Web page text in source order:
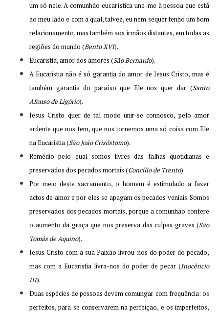
um só nele. A comunhão eucarística une-me à pessoa que está
ao meu lado e com a qual, talvez, eu nem sequer tenho um bom
relacionamento, mas também aos irmãos distantes, em todas as
regiões do mundo (Bento XVI).
Eucaristia, amor dos amores (São Bernardo).
A Eucaristia não é só garantia do amor de Jesus Cristo, mas é
também garantia do paraíso que Ele nos quer dar (Santo
Afonso de Ligório).
Jesus Cristo quer de tal modo unir-se connosco, pelo amor
ardente que nos tem, que nos tornemos uma só coisa com Ele
na Eucaristia (São João Crisóstomo).
Remédio pelo qual somos livres das falhas quotidianas e
preservados dos pecados mortais (Concílio de Trento).
Por meio deste sacramento, o homem é estimulado a fazer
actos de amor e por eles se apagam os pecados veniais. Somos
preservados dos pecados mortais, porque a comunhão confere
o aumento da graça que nos preserva das culpas graves (São
Tomás de Aquino).
Jesus Cristo com a sua Paixão livrou-nos do poder do pecado,
mas com a Eucaristia livra-nos do poder de pecar (Inocêncio
III).
Duas espécies de pessoas devem comungar com frequência: os
perfeitos, para se conservarem na perfeição, e os imperfeitos,